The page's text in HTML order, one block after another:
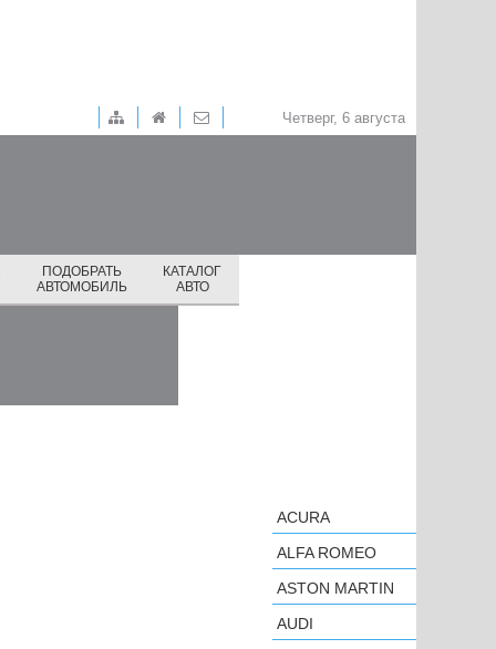
Четверг, 6 августа
ПОДОБРАТЬ
АВТОМОБИЛЬ
КАТАЛОГ
АВТО
ACURA
ALFA ROMEO
ASTON MARTIN
AUDI